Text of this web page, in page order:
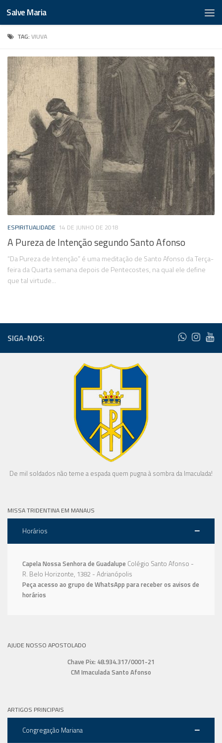
Salve Maria
TAG:VIUVA
ESPIRITUALIDADE 14 DE JUNHO DE 2018
A Pureza de Intenção segundo Santo Afonso
“Da Pureza de Intenção” é uma meditação de Santo Afonso da Terça-
feira da Quarta semana depois de Pentecostes, na qual ele define
que tal virtude...
SIGA-NOS:
De mil soldados não teme a espada quem pugna à sombra da Imaculada!
MISSA TRIDENTINA EM MANAUS
Horários
Capela Nossa Senhora de Guadalupe Colégio Santo Afonso -
R. Belo Horizonte, 1382 - Adrianópolis
Peça acesso ao grupo de WhatsApp para receber os avisos de
horários
AJUDE NOSSO APOSTOLADO
Chave Pix: 48.934.317/0001-21
CM Imaculada Santo Afonso
ARTIGOS PRINCIPAIS
Congregação Mariana